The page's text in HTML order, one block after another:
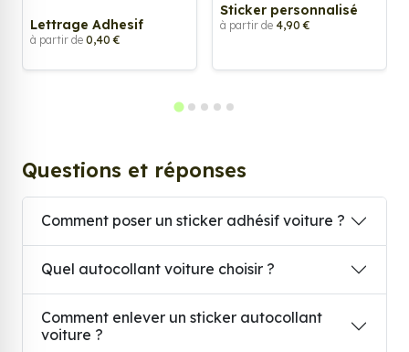
Lettrage Adhesif
à partir de 0,40 €
Sticker personnalisé
à partir de 4,90 €
Questions et réponses
Comment poser un sticker adhésif voiture ?
Quel autocollant voiture choisir ?
Comment enlever un sticker autocollant
voiture ?